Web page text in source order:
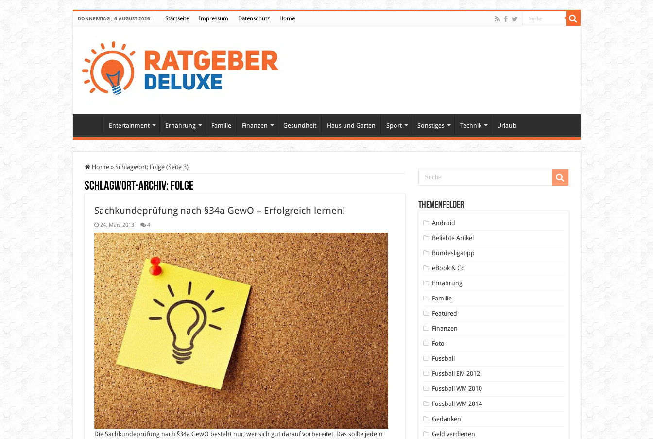
DONNERSTAG , 6 AUGUST 2026 Startseite Impressum Datenschutz Home
Entertainment Ernährung Familie Finanzen Gesundheit Haus und Garten Sport Sonstiges Technik Urlaub
Home » Schlagwort: Folge(Seite 3)
Schlagwort-Archiv: Folge
Sachkundeprüfung nach §34a GewO – Erfolgreich lernen!
24. März 2013 4
Die Sachkundeprüfung nach §34a GewO besteht nur, wer sich gut darauf vorbereitet. Das sollte jedem
Themenfelder
Android
Beliebte Artikel
Bundesligatipp
eBook & Co
Ernährung
Familie
Featured
Finanzen
Foto
Fussball
Fussball EM 2012
Fussball WM 2010
Fussball WM 2014
Gedanken
Geld verdienen